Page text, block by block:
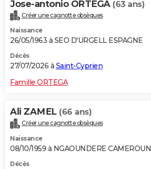
Jose-antonio ORTEGA (63 ans)
Créer une cagnotte obsèques
Naissance
26/05/1963 à SEO D'URGELL ESPAGNE
Décès
27/07/2026 à Saint-Cyprien
Famille ORTEGA
Ali ZAMEL (66 ans)
Créer une cagnotte obsèques
Naissance
08/10/1959 à NGAOUNDERE CAMEROUN
Décès